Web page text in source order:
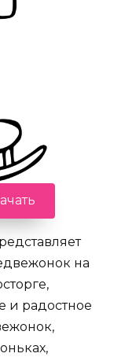
на
и радостное